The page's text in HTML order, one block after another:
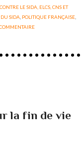
LE SIDA, ELCS, CNS ET
SIDA POLITIQUE FRANÇAISE
la fin de vie